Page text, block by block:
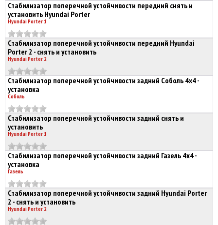
Стабилизатор поперечной устойчивости передний снять и
установить Hyundai Porter
Hyundai Porter 1
Стабилизатор поперечной устойчивости передний Hyundai
Porter 2 - снять и установить
Hyundai Porter 2
Стабилизатор поперечной устойчивости задний Соболь 4х4 -
установка
Соболь
Стабилизатор поперечной устойчивости задний снять и
установить
Hyundai Porter 1
Стабилизатор поперечной устойчивости задний Газель 4х4 -
установка
Газель
Стабилизатор поперечной устойчивости задний Hyundai Porter
2 - снять и установить
Hyundai Porter 2